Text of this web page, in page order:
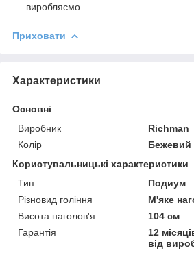
виробляємо.
Приховати
Характеристики
Основні
Виробник
Richman
Колір
Бежевий
Користувальницькі характеристики
Тип
Подиум
Різновид гоління
М'яке
Висота наголов'я
104 см
Гарантія
12
від